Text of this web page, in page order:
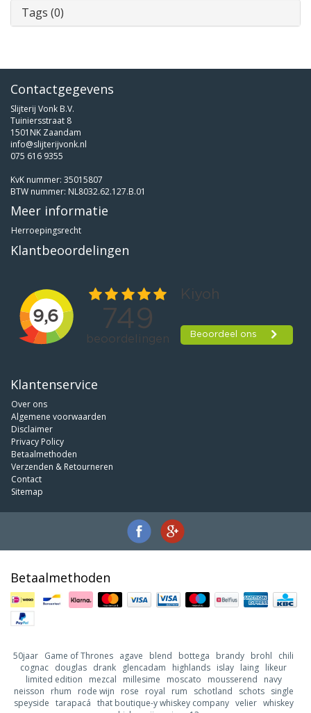
Tags (0)
Contactgegevens
Slijterij Vonk B.V.
Tuiniersstraat 8
1501NK Zaandam
info@slijterijvonk.nl
075 616 9355
KvK nummer: 35015807
BTW nummer: NL8032.62.127.B.01
Meer informatie
Herroepingsrecht
Klantbeoordelingen
Klantenservice
Over ons
Algemene voorwaarden
Disclaimer
Privacy Policy
Betaalmethoden
Verzenden & Retourneren
Contact
Sitemap
Betaalmethoden
50jaar Game of Thrones agave blend bottega brandy brohl
chili
cognac douglas drank glencadam highlands islay laing likeur
limited edition
mezcal millesime moscato mousserend
navy
neisson
rhum rode wijn rose royal rum schotland schots
single
speyside tarapacá that boutique-y whiskey company velier whiskey